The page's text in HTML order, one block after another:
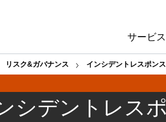
サービス
リスク&ガバナンス インシデントレスポン
シデントレス